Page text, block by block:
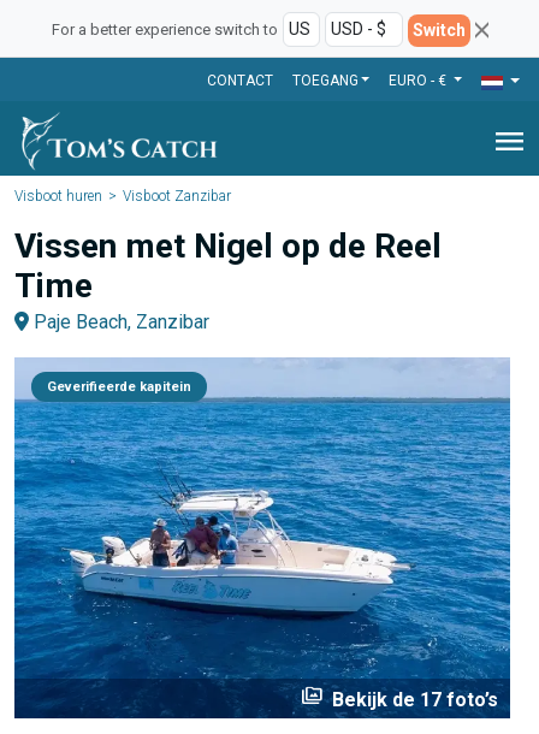
For a better experience switch to Switch
CONTACT TOEGANG EURO - €
menu
Visboot huren Visboot Zanzibar
Vissen met Nigel op de Reel
Time
Paje Beach, Zanzibar
Geverifieerde kapitein
perm_media Bekijk de 17 foto’s